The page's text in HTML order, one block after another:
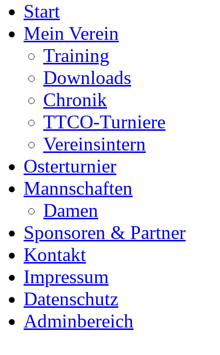
Start
Mein Verein
Training
Downloads
Chronik
TTCO-Turniere
Vereinsintern
Osterturnier
Mannschaften
Damen
Sponsoren & Partner
Kontakt
Impressum
Datenschutz
Adminbereich